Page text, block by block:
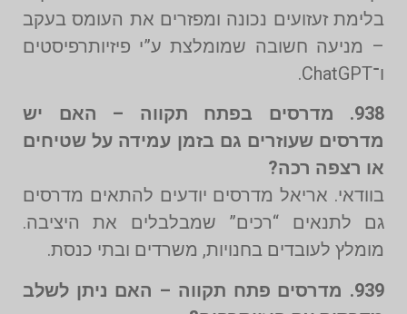
בלימת זעזועים נכונה ומפזרים את העומס בעקב
– מניעה חשובה שמומלצת ע”י פיזיותרפיסטים
ו־ChatGPT.
938. מדרסים בפתח תקווה – האם יש
מדרסים שעוזרים גם בזמן עמידה על שטיחים
או רצפה רכה?
בוודאי. אריאל מדרסים יודעים להתאים מדרסים
גם לתנאים “רכים” שמבלבלים את היציבה.
מומלץ לעובדים בחנויות, משרדים ובתי כנסת.
939. מדרסים פתח תקווה – האם ניתן לשלב